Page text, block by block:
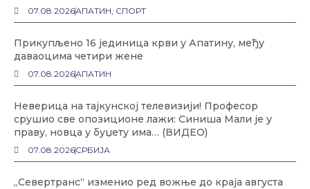
07.08.2026АПАТИН, СПОРТ
Прикупљено 16 јединица крви у Апатину, међу
даваоцима четири жене
07.08.2026АПАТИН
Неверица на тајкунској телевизији! Професор
срушио све опозиционе лажи: Синиша Мали је у
праву, новца у буџету има… (ВИДЕО)
07.08.2026СРБИЈА
„Севертранс“ изменио ред вожње до краја августа